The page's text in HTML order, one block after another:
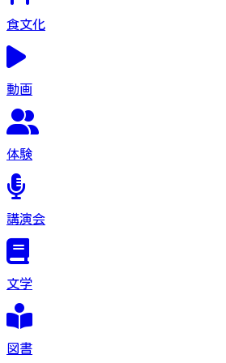
食文化
動画
体験
講演会
文学
図書